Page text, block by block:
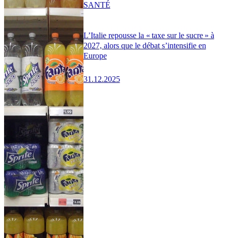
L’Italie repousse la « taxe sur le sucre » à
2027, alors que le débat s’intensifie en
Europe
31.12.2025
SANTÉ